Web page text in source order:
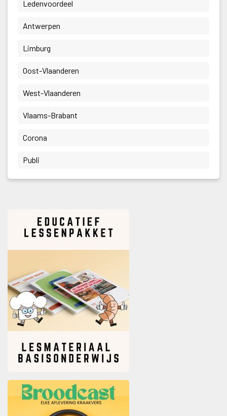
Ledenvoordeel
Antwerpen
Limburg
Oost-Vlaanderen
West-Vlaanderen
Vlaams-Brabant
Corona
Publi